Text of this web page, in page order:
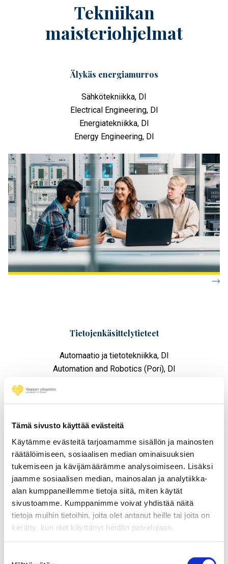
Tämä sivusto käyttää evästeitä
Käytämme evästeitä tarjoamamme sisällön ja mainosten
räätälöimiseen, sosiaalisen median ominaisuuksien
tukemiseen ja kävijämäärämme analysoimiseen. Lisäksi
jaamme sosiaalisen median, mainosalan ja analytiikka-
alan kumppaneillemme tietoja siitä, miten käytät
sivustoamme. Kumppanimme voivat yhdistää näitä
tietoja muihin tietoihin, joita olet antanut heille tai joita on
kerätty, kun olet käyttänyt heidän palvelujaan.
Tekniikan
maisteriohjelmat
Älykäs energiamurros
Sähkötekniikka, DI
Electrical Engineering, DI
Energiatekniikka, DI
Energy Engineering, DI
Tietojenkäsittely­tieteet
Automaatio ja tietotekniikka, DI
Automation and Robotics (Pori), DI
Artificial Intelligence and Data Engineering, DI